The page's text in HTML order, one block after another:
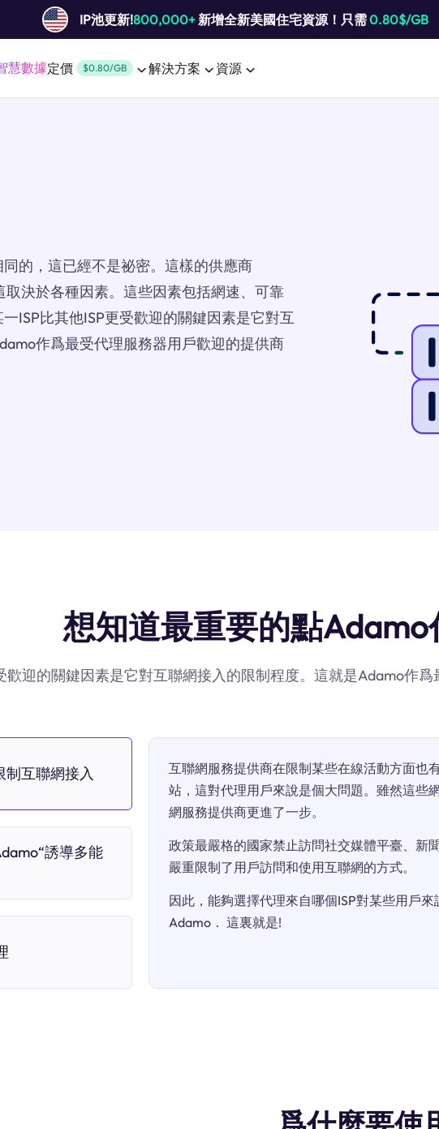
IP池更新!800,000+新增全新美國住宅資源！只需0.80$/GB
慧數據定價 $0.80/GB 解決方案 資源
的，這已經不是祕密。這樣的供應商
決於各種因素。這些因素包括網速、可靠
ISP比其他ISP更受歡迎的關鍵因素是它對互
作爲最受代理服務器用戶歡迎的提供商
想知道最重要的點Adamo
歡迎的關鍵因素是它對互聯網接入的限制程度。這就是Adamo作爲
互聯網接入
誘導多能
互聯網服務提供商在限制某些在線活動方面也
站，這對代理用戶來說是個大問題。雖然這些
網服務提供商更進了一步。
政策最嚴格的國家禁止訪問社交媒體平臺、新
嚴重限制了用戶訪問和使用互聯網的方式。
因此，能夠選擇代理來自哪個ISP對某些用戶
Adamo． 這裏就是!